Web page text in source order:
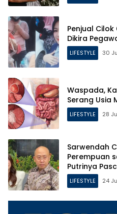
Penjual
Dikira
LIFESTYLE 30
Waspada,
Serang Usia
LIFESTYLE 28
Sarwendah
Perempuan
Putrinya
LIFESTYLE 24